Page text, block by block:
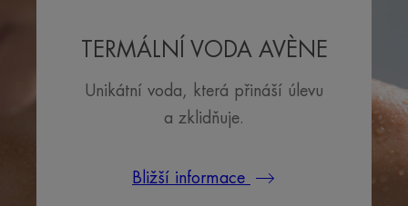
TERMÁLNÍ VODA AVÈNE
Unikátní voda, která přináší úlevu
a zklidňuje.
Bližší informace